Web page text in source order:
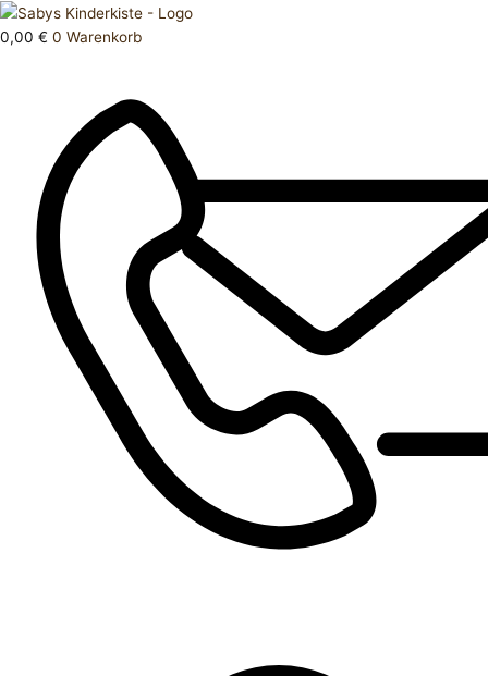
Zum
Inhalt
0,00 € 0 Warenkorb
Products
search
Jacke
110